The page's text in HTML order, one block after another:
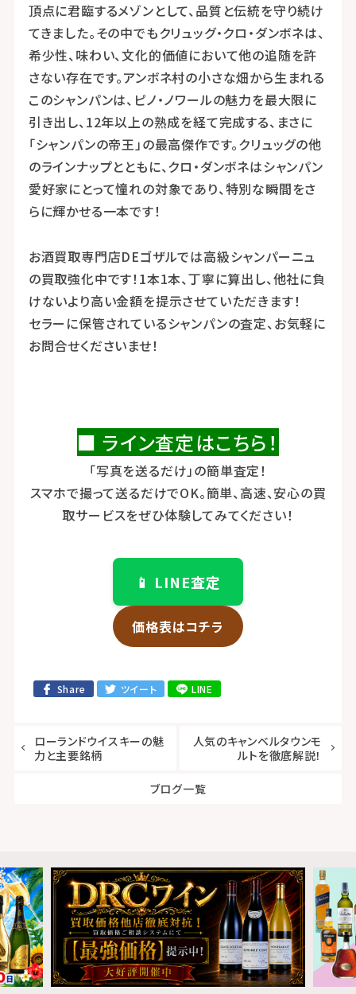
頂点に君臨するメゾンとして、品質と伝統を守り続け
てきました。その中でもクリュッグ・クロ・ダンボネは、
希少性、味わい、文化的価値において他の追随を許
さない存在です。アンボネ村の小さな畑から生まれる
このシャンパンは、ピノ・ノワールの魅力を最大限に
引き出し、12年以上の熟成を経て完成する、まさに
「シャンパンの帝王」の最高傑作です。クリュッグの他
のラインナップとともに、クロ・ダンボネはシャンパン
愛好家にとって憧れの対象であり、特別な瞬間をさ
らに輝かせる一本です！
お酒買取専門店DEゴザルでは高級シャンパーニュ
の買取強化中です！1本1本、丁寧に算出し、他社に負
けないより高い金額を提示させていただきます！
セラーに保管されているシャンパンの査定、お気軽に
お問合せくださいませ！
■ ライン査定はこちら！
「写真を送るだけ」の簡単査定！
スマホで撮って送るだけでOK。簡単、高速、安心の買
取サービスをぜひ体験してみてください！
📱 LINE査定
価格表はコチラ
Share ツイート LINE
ローランドウイスキーの魅
力と主要銘柄
人気のキャンベルタウンモ
ルトを徹底解説！
ブログ一覧